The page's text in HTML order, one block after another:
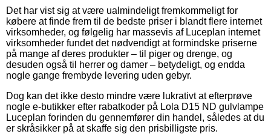
Det har vist sig at være ualmindeligt fremkommeligt for
købere at finde frem til de bedste priser i blandt flere internet
virksomheder, og følgelig har massevis af Luceplan internet
virksomheder fundet det nødvendigt at formindske priserne
på mange af deres produkter – til piger og drenge, og
desuden også til herrer og damer – betydeligt, og endda
nogle gange frembyde levering uden gebyr.
Dog kan det ikke desto mindre være lukrativt at efterprøve
nogle e-butikker efter rabatkoder på Lola D15 ND gulvlampe
Luceplan forinden du gennemfører din handel, således at du
er skråsikker på at skaffe sig den prisbilligste pris.